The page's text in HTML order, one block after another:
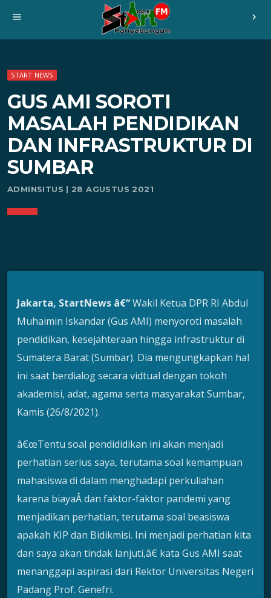
menu chevron_right
START NEWS
GUS AMI SOROTI
MASALAH PENDIDIKAN
DAN INFRASTRUKTUR DI
SUMBAR
ADMINSITUS | 28 AGUSTUS 2021
Jakarta, StartNews â€“Wakil Ketua DPR RI Abdul
Muhaimin Iskandar (Gus AMI) menyoroti masalah
pendidikan, kesejahteraan hingga infrastruktur di
Sumatera Barat (Sumbar). Dia mengungkapkan hal
ini saat berdialog secara vidtual dengan tokoh
akademisi, adat, agama serta masyarakat Sumbar,
Kamis (26/8/2021).
â€œTentu soal pendididikan ini akan menjadi
perhatian serius saya, terutama soal kemampuan
mahasiswa di dalam menghadapi perkuliahan
karena biayaÂ dan faktor-faktor pandemi yang
menjadikan perhatian, terutama soal beasiswa
apakah KIP dan Bidikmisi. Ini menjadi perhatian kita
dan saya akan tindak lanjuti,â€ kata Gus AMI saat
menanggapi aspirasi dari Rektor Universitas Negeri
Padang Prof. Genefri.